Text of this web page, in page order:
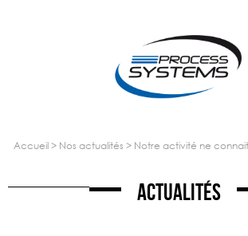
accueil> nos actualités > notre activité ne
Actualités